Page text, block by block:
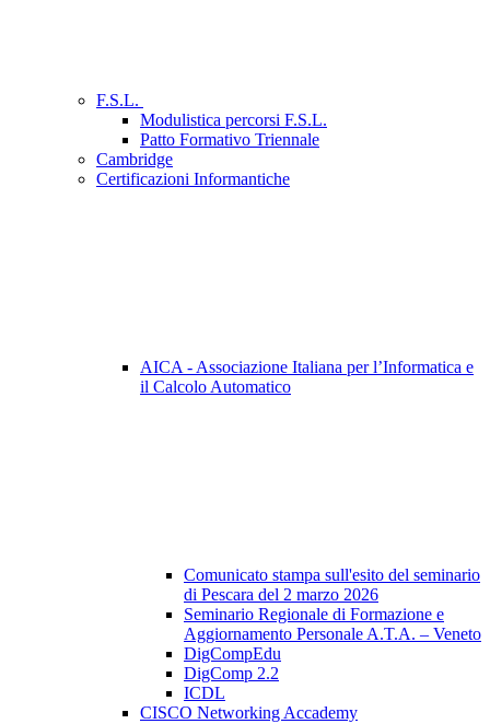
F.S.L.
Modulistica percorsi F.S.L.
Patto Formativo Triennale
Cambridge
Certificazioni Informantiche
AICA - Associazione Italiana per l’Informatica e
il Calcolo Automatico
Comunicato stampa sull'esito del seminario
di Pescara del 2 marzo 2026
Seminario Regionale di Formazione e
Aggiornamento Personale A.T.A. – Veneto
DigCompEdu
DigComp 2.2
ICDL
CISCO Networking Accademy